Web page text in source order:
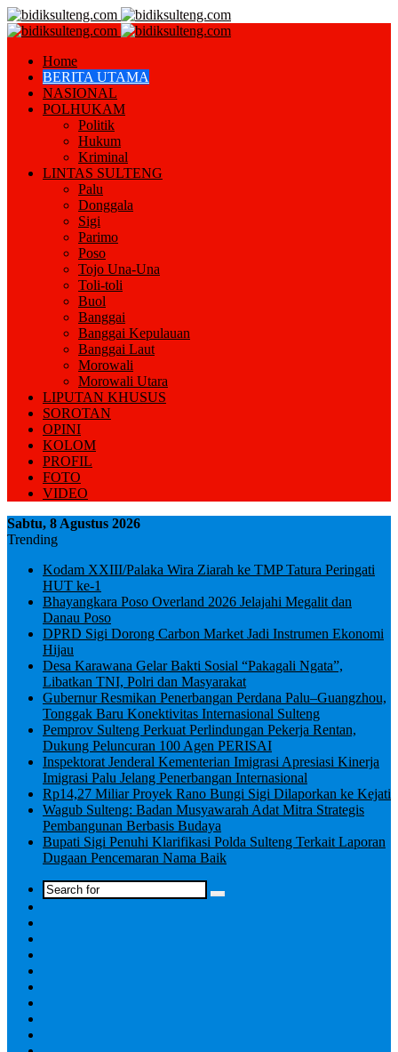
Home
BERITA UTAMA
NASIONAL
POLHUKAM
Politik
Hukum
Kriminal
LINTAS SULTENG
Palu
Donggala
Sigi
Parimo
Poso
Tojo Una-Una
Toli-toli
Buol
Banggai
Banggai Kepulauan
Banggai Laut
Morowali
Morowali Utara
LIPUTAN KHUSUS
SOROTAN
OPINI
KOLOM
PROFIL
FOTO
VIDEO
Sabtu, 8 Agustus 2026
Trending
Kodam XXIII/Palaka Wira Ziarah ke TMP Tatura Peringati
HUT ke-1
Bhayangkara Poso Overland 2026 Jelajahi Megalit dan
Danau Poso
DPRD Sigi Dorong Carbon Market Jadi Instrumen Ekonomi
Hijau
Desa Karawana Gelar Bakti Sosial “Pakagali Ngata”,
Libatkan TNI, Polri dan Masyarakat
Gubernur Resmikan Penerbangan Perdana Palu–Guangzhou,
Tonggak Baru Konektivitas Internasional Sulteng
Pemprov Sulteng Perkuat Perlindungan Pekerja Rentan,
Dukung Peluncuran 100 Agen PERISAI
Inspektorat Jenderal Kementerian Imigrasi Apresiasi Kinerja
Imigrasi Palu Jelang Penerbangan Internasional
Rp14,27 Miliar Proyek Rano Bungi Sigi Dilaporkan ke Kejati
Wagub Sulteng: Badan Musyawarah Adat Mitra Strategis
Pembangunan Berbasis Budaya
Bupati Sigi Penuhi Klarifikasi Polda Sulteng Terkait Laporan
Dugaan Pencemaran Nama Baik